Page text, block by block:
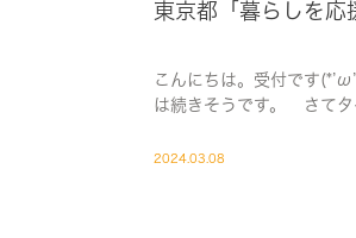
東京都「暮らしを
こんにちは。受付です
は続きそうです。 さてタ
2024.03.08